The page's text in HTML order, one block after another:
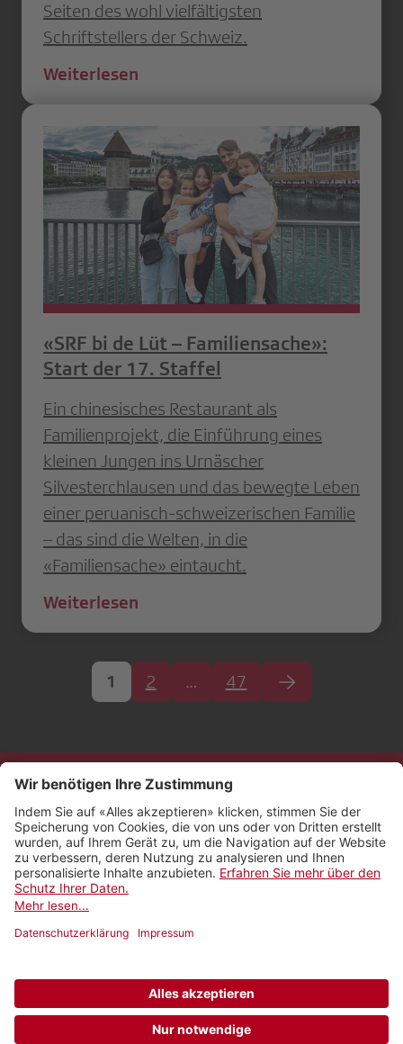
Seiten des wohl vielfältigsten
Schriftstellers der Schweiz.
Weiterlesen
«SRF bi de Lüt – Familiensache»:
Start der 17. Staffel
Ein chinesisches Restaurant als
Familienprojekt, die Einführung eines
kleinen Jungen ins Urnäscher
Silvesterchlausen und das bewegte Leben
einer peruanisch-schweizerischen Familie
– das sind die Welten, in die
«Familiensache» eintaucht.
Weiterlesen
1 2 … 47
Kontakt
Impressum
Rechtliches
Netiquette